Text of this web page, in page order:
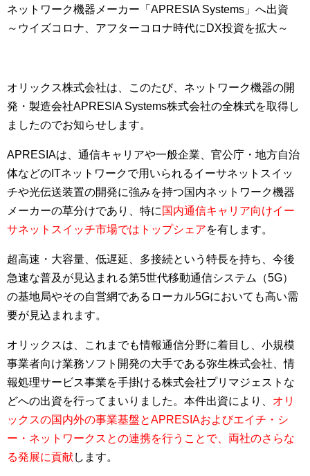
ネットワーク機器メーカー「APRESIA Systems」へ出資
～ウイズコロナ、アフターコロナ時代にDX投資を拡大～
オリックス株式会社は、このたび、ネットワーク機器の開
発・製造会社APRESIA Systems株式会社の全株式を取得し
ましたのでお知らせします。
APRESIAは、通信キャリアや一般企業、官公庁・地方自治
体などのITネットワークで用いられるイーサネットスイッ
チや光伝送装置の開発に強みを持つ国内ネットワーク機器
メーカーの草分けであり、特に 国内通信キャリア向けイー
サネットスイッチ市場ではトップシェアを有します。
超高速・大容量、低遅延、多接続という特長を持ち、今後
急速な普及が見込まれる第5世代移動通信システム（5G）
の基地局やその自営網であるローカル5Gにおいても高い需
要が見込まれます。
オリックスは、これまでも情報通信分野に着目し、小規模
事業者向け業務ソフト開発の大手である弥生株式会社、情
報処理サービス事業を手掛ける株式会社プリマジェストな
どへの出資を行ってまいりました。本件出資により、 オリ
ックスの国内外の事業基盤とAPRESIAおよびエイチ・シ
ー・ネットワークスとの連携を行うことで、両社のさらな
る発展に貢献します。